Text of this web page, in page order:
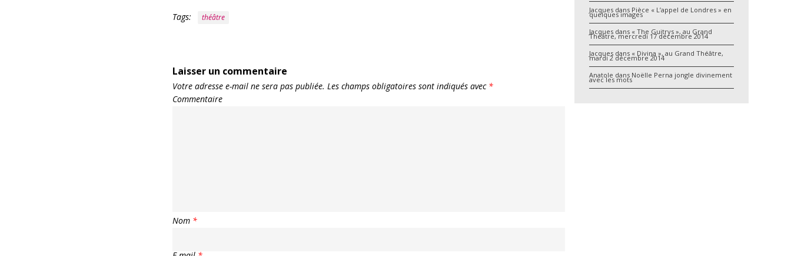
Tags: théâtre
Laisser un commentaire
Votre adresse e-mail ne sera pas publiée. Les champs obligatoires sont indiqués avec *
Commentaire
Nom *
Jacquesdans Pièce « L’appel de Londres » en
quelques images
Jacquesdans « The Guitrys », au Grand
Théâtre, mercredi 17 décembre 2014
Jacquesdans « Divina », au Grand Théâtre,
mardi 2 décembre 2014
Anatole dans Noëlle Perna jongle divinement
avec les mots